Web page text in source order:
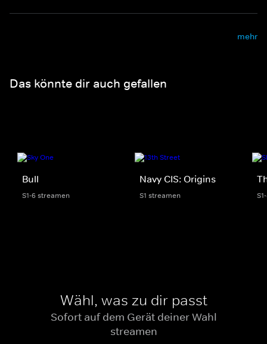
mehr
Das könnte dir auch gefallen
Bull
S1-6 streamen
Navy CIS: Origins
S1 streamen
Wähl, was zu dir passt
Sofort auf dem Gerät deiner Wahl
streamen